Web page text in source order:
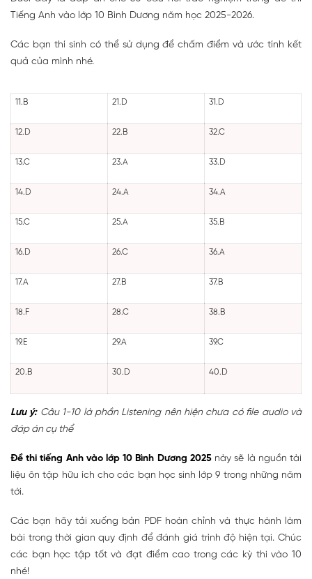
Tiếng Anh vào lớp 10 Bình Dương năm học 2025-2026.
Các bạn thí sinh có thể sử dụng để chấm điểm và ước tính kết
quả của mình nhé.
11.B 21.D 31.D
12.D 22.B 32.C
13.C 23.A 33.D
14.D 24.A 34.A
15.C 25.A 35.B
16.D 26.C 36.A
17.A 27.B 37.B
18.F 28.C 38.B
19.E 29.A 39.C
20.B 30.D 40.D
Lưu ý: Câu 1-10 là phần Listening nên hiện chưa có file audio và
đáp án cụ thể
Đề thi tiếng Anh vào lớp 10 Bình Dương 2025này sẽ là nguồn tài
liệu ôn tập hữu ích cho các bạn học sinh lớp 9 trong những năm
tới.
Các bạn hãy tải xuống bản PDF hoàn chỉnh và thực hành làm
bài trong thời gian quy định để đánh giá trình độ hiện tại. Chúc
các bạn học tập tốt và đạt điểm cao trong các kỳ thi vào 10
nhé!